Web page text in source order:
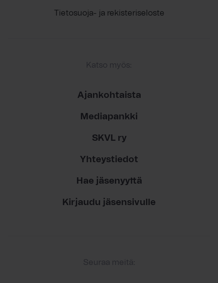
Tietosuoja- ja rekisteriseloste
Katso myös:
Ajankohtaista
Mediapankki
SKVL ry
Yhteystiedot
Hae jäsenyyttä
Kirjaudu jäsensivulle
Seuraa meitä: